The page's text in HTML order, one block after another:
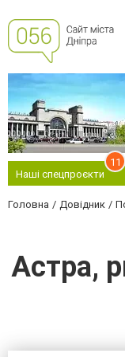
Наші спецпроєкти
11
Головна Довідник
Астра,